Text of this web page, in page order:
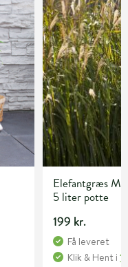
Elefantgræs
5 liter potte
199 kr.
Få leveret
Klik & Hent i